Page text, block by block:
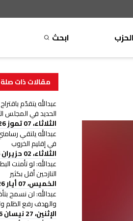
الحزب ابحث
مقالات ذات صلة
عبدالله يتقدّم
الحديد في المجلس
الثلاثاء، 07 تموز 2026
عبدالله يلتقي
في إقليم الخروب
الثلاثاء، 02 حزيران 2026
عبدالله: لو تأمنت
النازحين أقل بكثير
الخميس، 07 أيار 2026
عبدالله: لن نسمح
والهدف رفع الظلم
الإثنين، 27 نيسان 2026